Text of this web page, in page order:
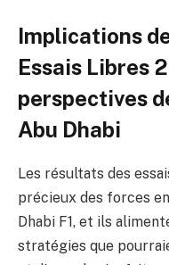
Implications
Essais Libres
perspectives
Abu Dhabi
Les résultats des
précieux des forces
Dhabi F1, et ils
stratégies que